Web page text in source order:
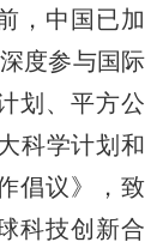
，中国已加
度参与国际
划、平方公
科学计划和
倡议》，致
科技创新合